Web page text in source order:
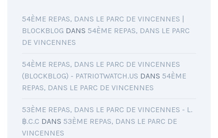
54ÈME REPAS, DANS LE PARC DE VINCENNES |
BLOCKBLOG DANS 54ÈME REPAS, DANS LE PARC
DE VINCENNES
54ÈME REPAS, DANS LE PARC DE VINCENNES
(BLOCKBLOG) - PATRIOTWATCH.US DANS 54ÈME
REPAS, DANS LE PARC DE VINCENNES
53ÈME REPAS, DANS LE PARC DE VINCENNES - L.
฿.C.C DANS 53ÈME REPAS, DANS LE PARC DE
VINCENNES